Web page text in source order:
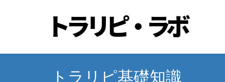
トラリピ基礎知識